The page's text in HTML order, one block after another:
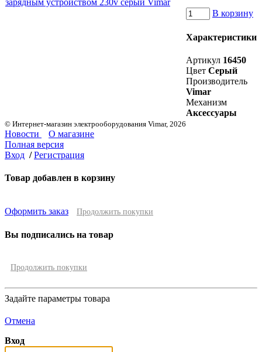
В корзину
Характеристики
Артикул 16450
Цвет Серый
Производитель
Vimar
Механизм
Аксессуары
© Интернет-магазин электрооборудования Vimar, 2026
Новости
О магазине
Полная версия
Вход / Регистрация
Товар добавлен в корзину
Оформить заказ Продолжить покупки
Вы подписались на товар
Продолжить покупки
Задайте параметры товара
Отмена
Вход